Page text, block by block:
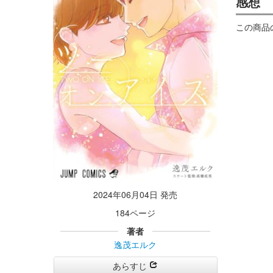
2024年06月04日 発売
184ページ
著者
逸茂エルク
あらすじ
この商品